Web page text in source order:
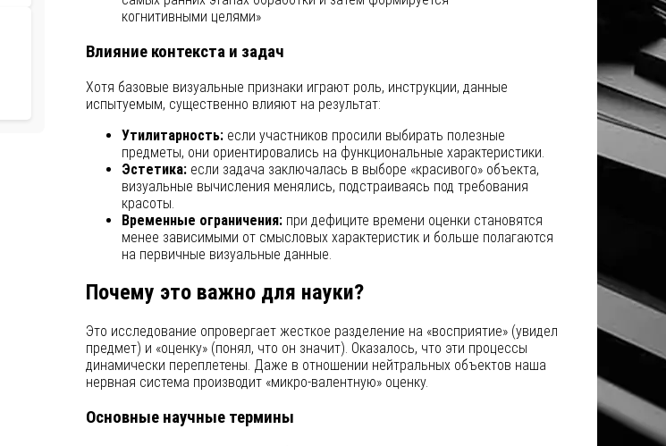
когнитивными целями»
Влияние контекста и задач
Хотя базовые визуальные признаки играют роль, инструкции, данные
испытуемым, существенно влияют на результат:
Утилитарность:если участников просили выбирать полезные
предметы, они ориентировались на функциональные характеристики.
Эстетика:если задача заключалась в выборе «красивого» объекта,
визуальные вычисления менялись, подстраиваясь под требования
красоты.
Временные ограничения:при дефиците времени оценки становятся
менее зависимыми от смысловых характеристик и больше полагаются
на первичные визуальные данные.
Почему это важно для науки?
Это исследование опровергает жесткое разделение на «восприятие» (увидел
предмет) и «оценку» (понял, что он значит). Оказалось, что эти процессы
динамически переплетены. Даже в отношении нейтральных объектов наша
нервная система производит «микро-валентную» оценку.
Основные научные термины